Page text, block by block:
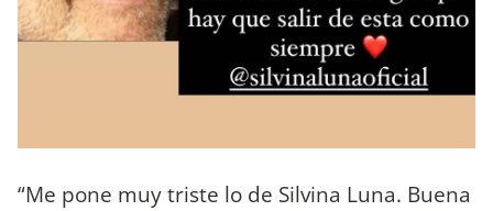
“Me pone muy triste lo de Silvina Luna. Buena